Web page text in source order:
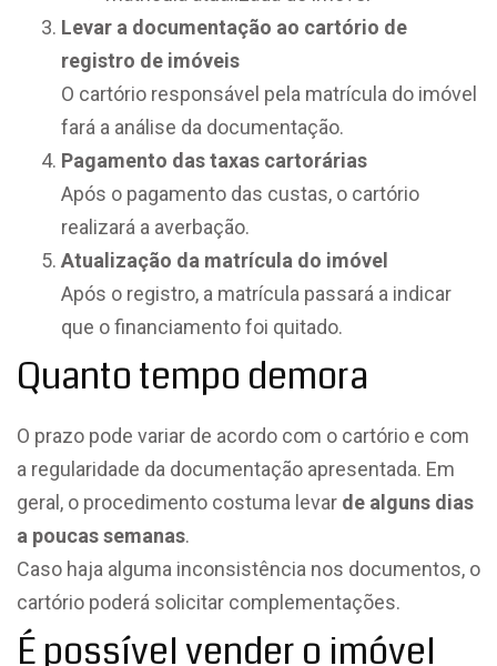
Levar a documentação ao cartório de
registro de imóveis
O cartório responsável pela matrícula do imóvel
fará a análise da documentação.
Pagamento das taxas cartorárias
Após o pagamento das custas, o cartório
realizará a averbação.
Atualização da matrícula do imóvel
Após o registro, a matrícula passará a indicar
que o financiamento foi quitado.
Quanto tempo demora
O prazo pode variar de acordo com o cartório e com
a regularidade da documentação apresentada. Em
geral, o procedimento costuma levar de alguns dias
a poucas semanas.
Caso haja alguma inconsistência nos documentos, o
cartório poderá solicitar complementações.
É possível vender o imóvel